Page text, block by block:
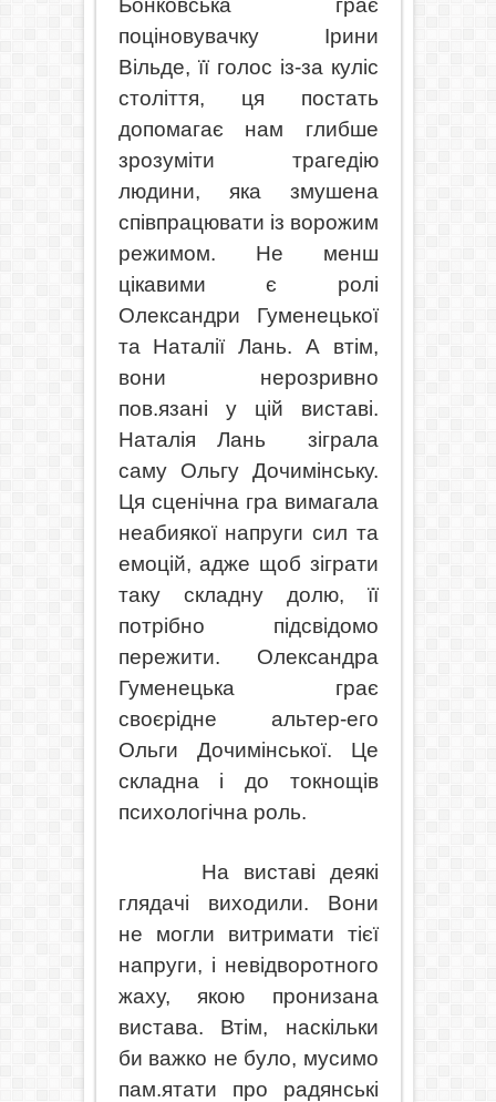
Бонковська грає
поціновувачку Ірини
Вільде, її голос із-за куліс
століття, ця постать
допомагає нам глибше
зрозуміти трагедію
людини, яка змушена
співпрацювати із ворожим
режимом. Не менш
цікавими є ролі
Олександри Гуменецької
та Наталії Лань. А втім,
вони нерозривно
пов.язані у цій виставі.
Наталія Лань зіграла
саму Ольгу Дочимінську.
Ця сценічна гра вимагала
неабиякої напруги сил та
емоцій, адже щоб зіграти
таку складну долю, її
потрібно підсвідомо
пережити. Олександра
Гуменецька грає
своєрідне альтер-его
Ольги Дочимінської. Це
складна і до токнощів
психологічна роль.
На виставі деякі
глядачі виходили. Вони
не могли витримати тієї
напруги, і невідворотного
жаху, якою пронизана
вистава. Втім, наскільки
би важко не було, мусимо
пам.ятати про радянські